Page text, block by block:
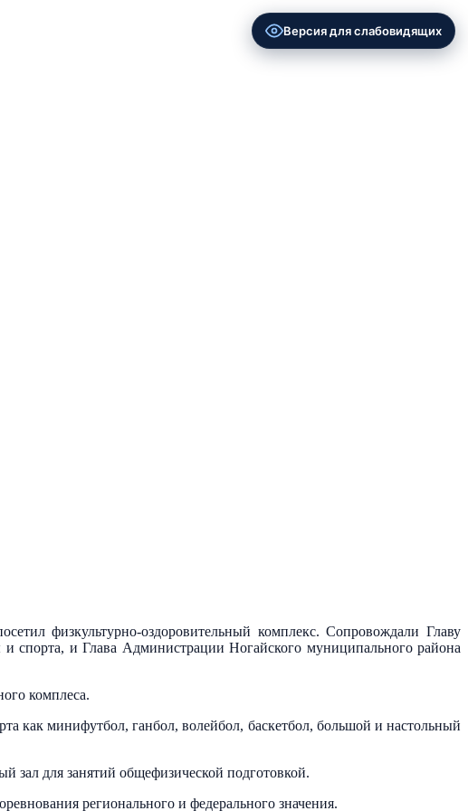
физкультурно-оздоровительный комплекс. Сопровождали Главу
спорта, и Глава Администрации Ногайского муниципального района
комплеса.
как минифутбол, ганбол, волейбол, баскетбол, большой и настольный
зал для занятий общефизической подготовкой.
регионального и федерального значения.
Версия для слабовидящих